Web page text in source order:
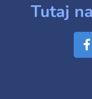
Tutaj